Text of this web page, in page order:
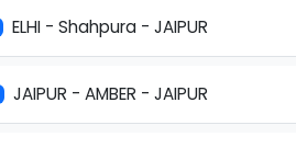
ELHI - Shahpura - JAIPUR
JAIPUR - AMBER - JAIPUR